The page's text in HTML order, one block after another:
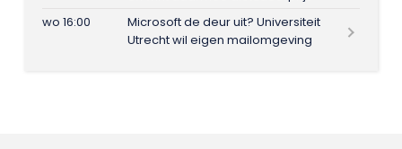
wo 16:00
Microsoft de deur uit? Universiteit
Utrecht wil eigen mailomgeving